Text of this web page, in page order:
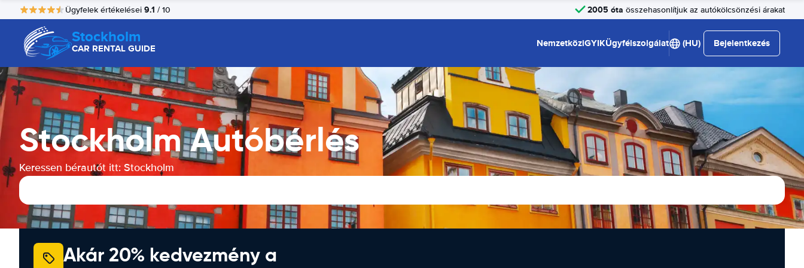
Ügyfelek értékelései 9.1 / 10 2005 óta összehasonlítjuk az autókölcsönzési árakat
Stockholm
CAR RENTAL GUIDE NemzetköziGYIKÜgyfélszolgálat (HU) Bejelentkezés
Stockholm Autóbérlés
Keressen bérautót itt: Stockholm
Akár 20% kedvezmény a